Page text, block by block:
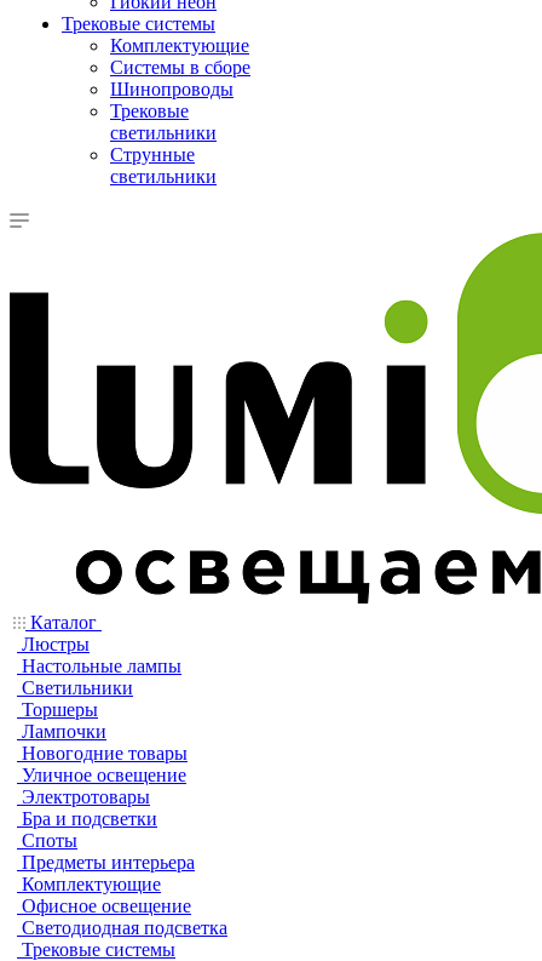
Трековые системы
Комплектующие
Системы в сборе
Шинопроводы
Трековые
светильники
Струнные
светильники
Каталог
Люстры
Настольные лампы
Светильники
Торшеры
Лампочки
Новогодние товары
Уличное освещение
Электротовары
Бра и подсветки
Споты
Предметы интерьера
Комплектующие
Офисное освещение
Светодиодная подсветка
Трековые системы